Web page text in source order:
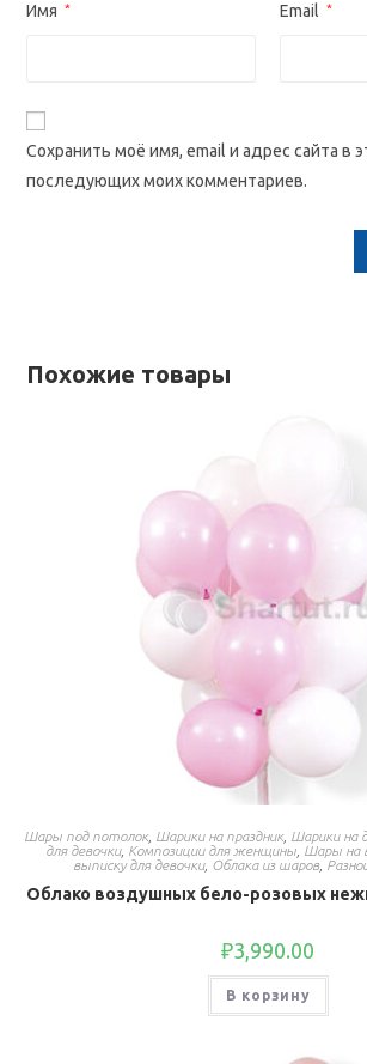
Имя * Email *
Сохранить моё имя, email и адрес сайта в
последующих моих комментариев.
Похожие товары
Шары под потолок, Шарики на праздник, Шарики на
для девочки, Композиции для женщины Шары на
выписку для девочки, Облака из шаров,
Облако воздушных бело-розовых
₽3,990.00
В корзину